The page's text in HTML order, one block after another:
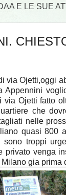
E LE SUE
via Ojetti,oggi
Appennini
Ojetti fatto
che
nelle
quasi 800
sono troppi
privato venga
gia prima